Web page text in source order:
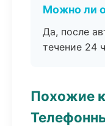
Можно ли
Да, после
течение 24
Похожие